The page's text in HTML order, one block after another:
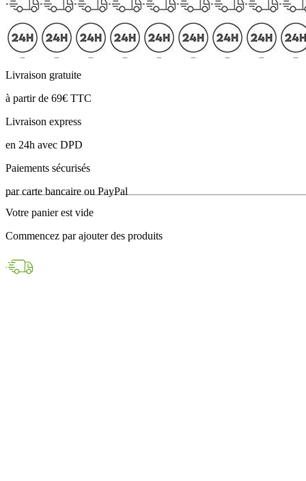
Panier
Livraison gratuite
à partir de 69€ TTC
Livraison express
en 24h avec DPD
Paiements sécurisés
par carte bancaire ou PayPal
Votre panier est vide
Commencez par ajouter des produits